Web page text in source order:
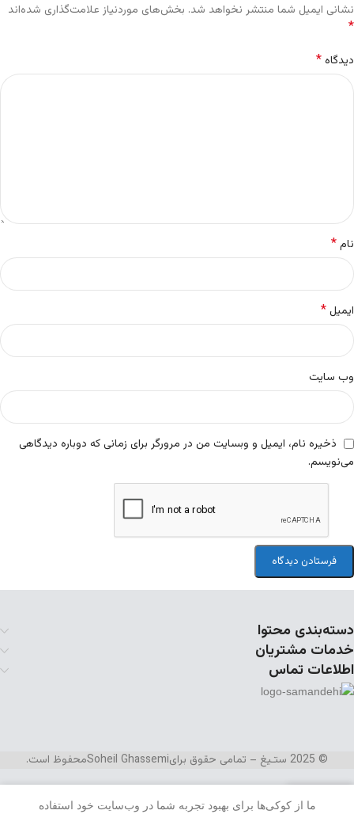
نشانی ایمیل شما منتشر نخواهد شد. بخش‌های موردنیاز علامت‌گذاری شده‌اند
*
دیدگاه*
نام*
ایمیل*
وب‌ سایت
ذخیره نام، ایمیل و وبسایت من در مرورگر برای زمانی که دوباره دیدگاهی
می‌نویسم.
دسته‌بندی محتوا
خدمات مشتریان
اطلاعات تماس
© 2025 ستـیغ – تمامی حقوق برای Soheil Ghassemiمحفوظ است.
ما از کوکی‌ها برای بهبود تجربه شما در وب‌سایت خود استفاده